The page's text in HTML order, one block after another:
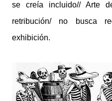
se creía incluido// Arte
retribución/ no busca
exhibición.